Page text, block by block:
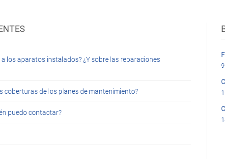
los aparatos instalados? ¿Y sobre las reparaciones
coberturas de los planes de mantenimiento?
puedo contactar?